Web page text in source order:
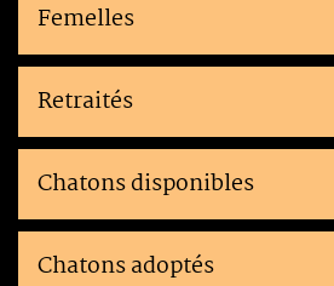
Femelles
Retraités
Chatons disponibles
Chatons adoptés